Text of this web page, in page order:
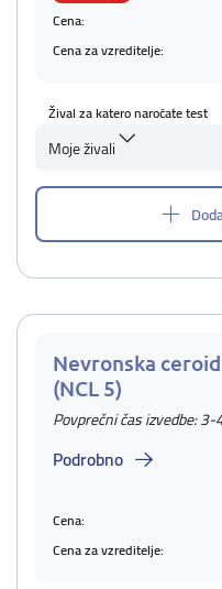
Cena:
Cena za vzreditelje:
Žival za katero naročate test
Moje živali
Nevronska
(NCL 5)
Povprečni čas izvedbe: 3-
Podrobno
Cena:
Cena za vzreditelje: